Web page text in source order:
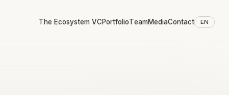
The Ecosystem VCPortfolioTeamMediaContact EN